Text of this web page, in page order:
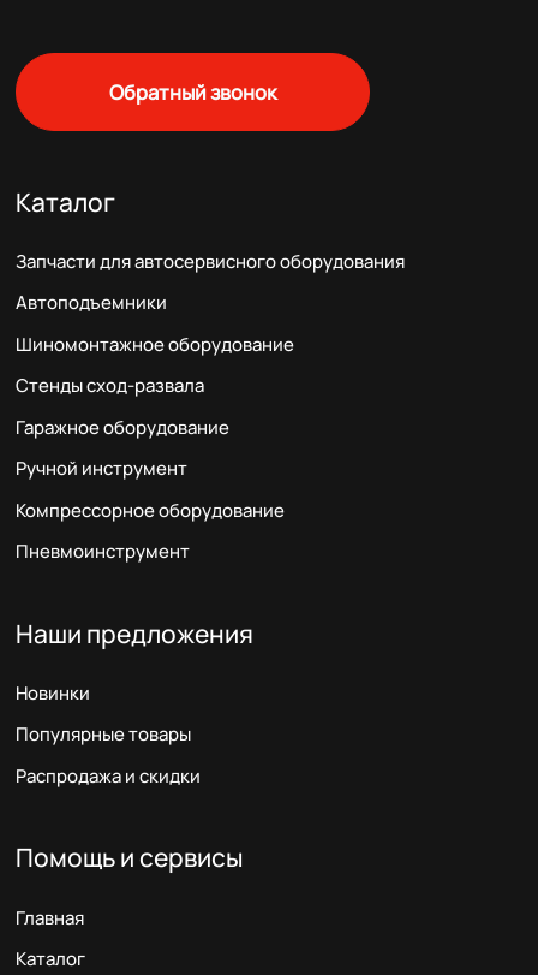
Обратный звонок
Каталог
Запчасти для автосервисного оборудования
Автоподъемники
Шиномонтажное оборудование
Стенды сход-развала
Гаражное оборудование
Ручной инструмент
Компрессорное оборудование
Пневмоинструмент
Наши предложения
Новинки
Популярные товары
Распродажа и скидки
Помощь и сервисы
Главная
Каталог